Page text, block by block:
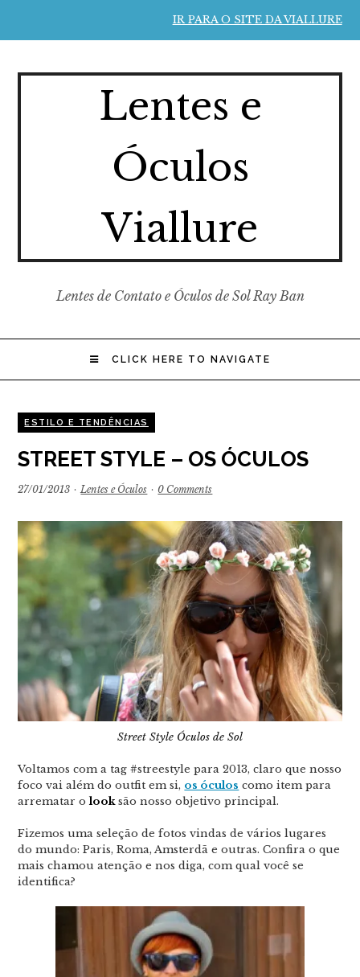
IR PARA O SITE DA VIALLURE
Lentes e
Óculos
Viallure
Lentes de Contato e Óculos de Sol Ray Ban
CLICK HERE TO NAVIGATE
ESTILO E TENDÊNCIAS
STREET STYLE – OS ÓCULOS
27/01/2013 · Lentes e Óculos · 0 Comments
Street Style Óculos de Sol
Voltamos com a tag #streestyle para 2013, claro que nosso
foco vai além do outfit em si, os óculos como item para
arrematar olooksão nosso objetivo principal.
Fizemos uma seleção de fotos vindas de vários lugares
do mundo: Paris, Roma, Amsterdã e outras. Confira o que
mais chamou atenção e nos diga, com qual você se
identifica?